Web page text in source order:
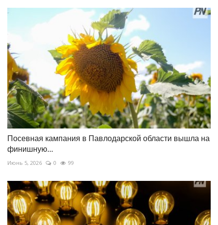
Посевная кампания в Павлодарской области вышла на
финишную...
Июнь 5, 2026 0 99